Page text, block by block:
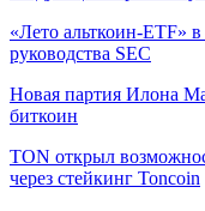
«Лето альткоин-ETF»
руководства SEC
Новая партия Илона
биткоин
TON открыл
через стейкинг Toncoin